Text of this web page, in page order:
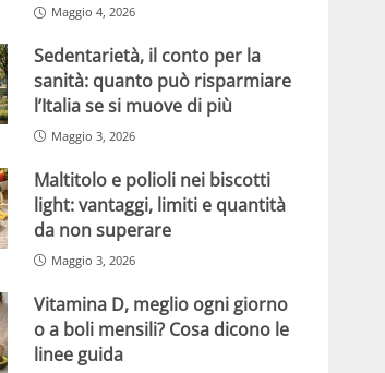
Maggio 4, 2026
Sedentarietà, il conto per la
sanità: quanto può risparmiare
l’Italia se si muove di più
Maggio 3, 2026
Maltitolo e polioli nei biscotti
light: vantaggi, limiti e quantità
da non superare
Maggio 3, 2026
Vitamina D, meglio ogni giorno
o a boli mensili? Cosa dicono le
linee guida